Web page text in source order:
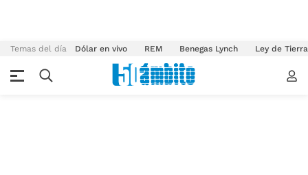
Temas del día Dólar en vivo REM Benegas Lynch Ley de